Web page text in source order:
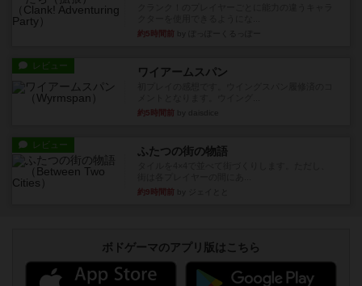
約5時間前
レビュー ワイアームスパン
約5時間前
レビュー ふたつの街の物語
約9時間前
ボドゲーマのアプリ版はこちら